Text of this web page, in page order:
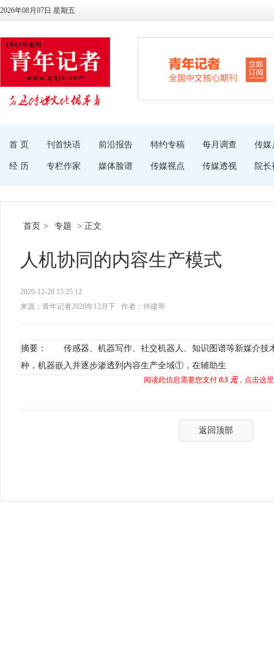
2026年08月07日 星期五
首 页 刊首快语 前沿报告 特约专稿 每月调查 传媒
经 历 专栏作家 媒体脸谱 传媒视点 传媒透视 院长
首页 > 专题 > 正文
人机协同的内容生产模式
2020-12-28 15:25:12
来源：青年记者2020年12月下
作者：仲建琴
摘要： 传感器、机器写作、社交机器人、知识图谱等新媒介技
种，机器嵌入并逐步渗透到内容生产全域①，在辅助生
阅读此信息需要您支付 0.5 元，点击这
返回顶部